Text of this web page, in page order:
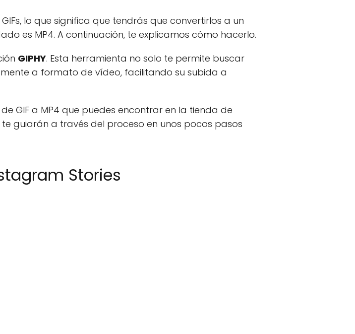
lo que significa que tendrás que convertirlos a un
es MP4. A continuación, te explicamos cómo hacerlo.
GIPHY. Esta herramienta no solo te permite buscar
a formato de vídeo, facilitando su subida a
GIF a MP4 que puedes encontrar en la tienda de
guiarán a través del proceso en unos pocos pasos
Stories